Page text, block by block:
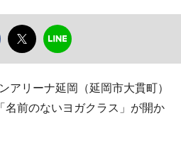
リーナ延岡（延岡市大貫町）
名前のないヨガクラス」が開か